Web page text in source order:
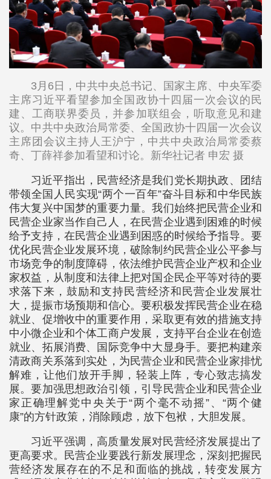
3月6日，中共中央总书记、国家主席、中央军委
主席习近平看望参加全国政协十四届一次会议的民
建、工商联界委员，并参加联组会，听取意见和建
议。中共中央政治局常委、全国政协十四届一次会议
主席团会议主持人王沪宁，中共中央政治局常委蔡
奇、丁薛祥参加看望和讨论。新华社记者 申宏 摄
习近平指出，民营经济是我们党长期执政、团结
带领全国人民实现“两个一百年”奋斗目标和中华民族
伟大复兴中国梦的重要力量。我们始终把民营企业和
民营企业家当作自己人，在民营企业遇到困难的时候
给予支持，在民营企业遇到困惑的时候给予指导。要
优化民营企业发展环境，破除制约民营企业公平参与
市场竞争的制度障碍，依法维护民营企业产权和企业
家权益，从制度和法律上把对国企民企平等对待的要
求落下来，鼓励和支持民营经济和民营企业发展壮
大，提振市场预期和信心。要积极发挥民营企业在稳
就业、促增收中的重要作用，采取更有效的措施支持
中小微企业和个体工商户发展，支持平台企业在创造
就业、拓展消费、国际竞争中大显身手。要把构建亲
清政商关系落到实处，为民营企业和民营企业家排忧
解难，让他们放开手脚，轻装上阵，专心致志搞发
展。要加强思想政治引领，引导民营企业和民营企业
家正确理解党中央关于“两个毫不动摇”、“两个健
康”的方针政策，消除顾虑，放下包袱，大胆发展。
习近平强调，高质量发展对民营经济发展提出了
更高要求。民营企业要践行新发展理念，深刻把握民
营经济发展存在的不足和面临的挑战，转变发展方